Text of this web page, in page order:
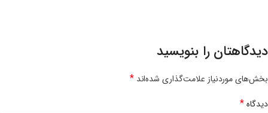
دیدگاهتان را بنویسید
بخش‌های موردنیاز علامت‌گذاری شده‌اند*
دیدگاه*